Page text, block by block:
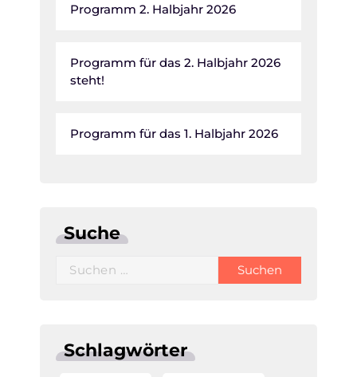
Programm 2. Halbjahr 2026
Programm für das 2. Halbjahr 2026
steht!
Programm für das 1. Halbjahr 2026
Suche
Suchen
Schlagwörter